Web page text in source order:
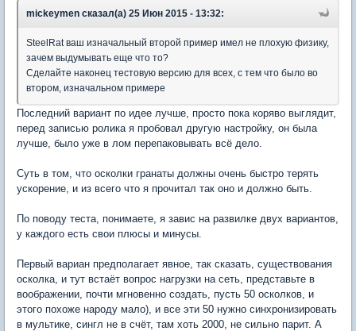
mickeymen сказал(а) 25 Июн 2015 - 13:32:
SteelRat ваш изначальный второй пример имел не плохую физику,
зачем выдумывать еще что то?
Сделайте наконец тестовую версию для всех, с тем что было во
втором, изначальном примере
Последний вариант по идее лучше, просто пока коряво выглядит,
перед записью ролика я пробовал другую настройку, он была
лучше, было уже в лом перепаковывать всё дело.
Суть в том, что осколки гранаты должны очень быстро терять
ускорение, и из всего что я прочитал так оно и должно быть.
По поводу теста, понимаете, я завис на развилке двух вариантов,
у каждого есть свои плюсы и минусы.
Первый вариан предполагает явное, так сказать, существования
осколка, и тут встаёт вопрос нагрузки на сеть, представьте в
воображении, почти мгновенно создать, пусть 50 осколков, и
этого похоже народу мало), и все эти 50 нужно синхронизировать
в мультике, сингл не в счёт, там хоть 2000, не сильно парит. А